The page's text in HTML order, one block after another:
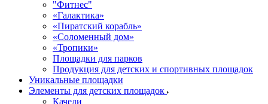
"Фитнес"
«Галактика»
«Пиратский корабль»
«Соломенный дом»
«Тропики»
Площадки для парков
Продукция для детских и спортивных площадок
Уникальные площадки
Элементы для детских площадок
Качели